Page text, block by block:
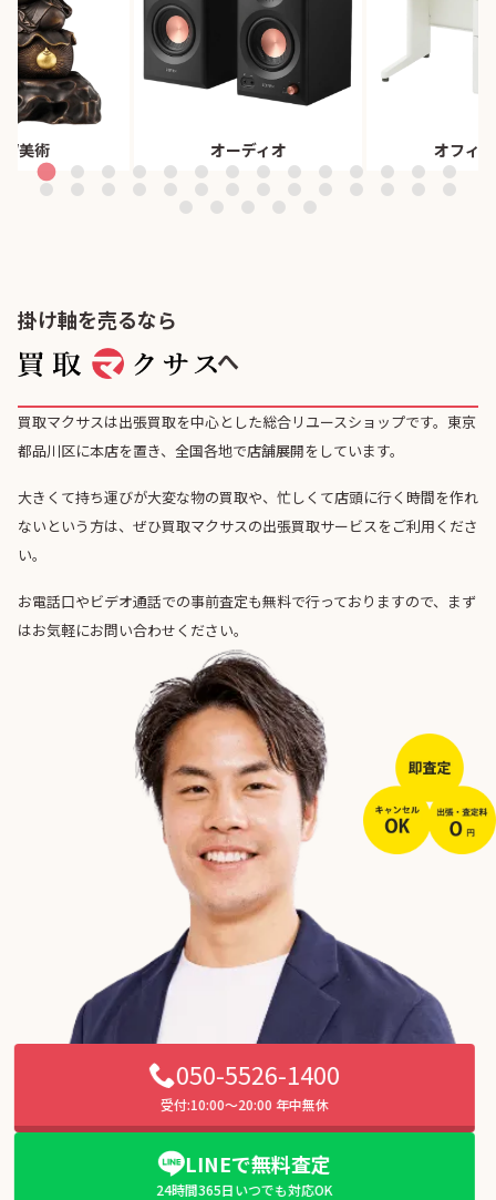
/美術 オーディオ オフィ
掛け軸を売るなら
へ
買取マクサスは出張買取を中心とした総合リユースショップです。東京
都品川区に本店を置き、全国各地で店舗展開をしています。
大きくて持ち運びが大変な物の買取や、忙しくて店頭に行く時間を作れ
ないという方は、ぜひ買取マクサスの出張買取サービスをご利用くださ
い。
お電話口やビデオ通話での事前査定も無料で行っておりますので、まず
はお気軽にお問い合わせください。
050-5526-1400
受付:10:00〜20:00 年中無休
LINEで無料査定
24時間365日いつでも対応OK